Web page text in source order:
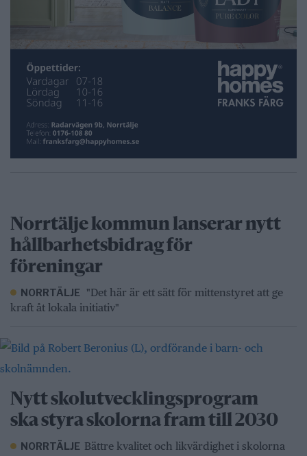
Norrtälje kommun lanserar nytt
hållbarhetsbidrag för
föreningar
NORRTÄLJE "Det här är ett sätt för mittenstyret att ge
kraft åt lokala initiativ"
Nytt skolutvecklingsprogram
ska styra skolorna fram till 2030
NORRTÄLJE Bättre kvalitet och likvärdighet i skolorna